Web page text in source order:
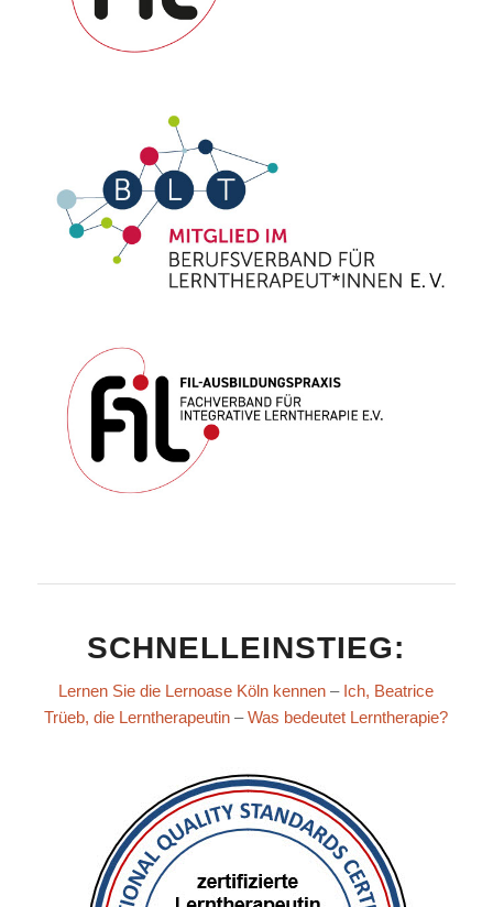
SCHNELLEINSTIEG:
Lernen Sie die Lernoase Köln kennen – Ich, Beatrice
Trüeb, die Lerntherapeutin –Was bedeutet Lerntherapie?